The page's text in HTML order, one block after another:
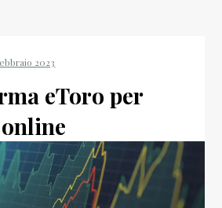
eToro per